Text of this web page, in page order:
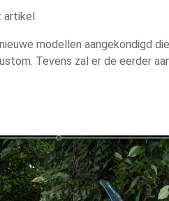
modellen aangekondigd
Tevens zal er de eerder